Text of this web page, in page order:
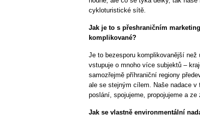
cykloturistické sítě.
Jak je to s přeshraničním
komplikované?
Je to bezesporu komplikovanější
vstupuje o mnoho více subjektů –
samozřejmě příhraniční regiony
ale se stejným cílem. Naše nadace v
poslání, spojujeme, propojujeme a
Jak se vlastně environmentální